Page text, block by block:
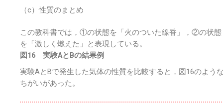
（c）性質のまとめ
この教科書では，①の状態を「火のついた線香」，②の状態
を「激しく燃えた」と表現している。
図16 実験AとBの結果例
実験AとBで発生した気体の性質を比較すると，図16のよう
ちがいがあった。